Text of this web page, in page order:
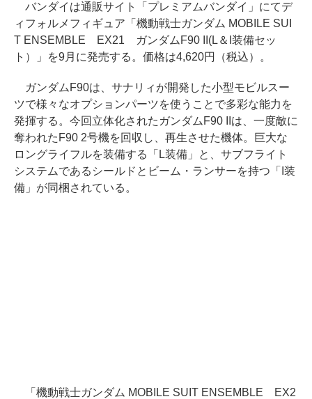
バンダイは通販サイト「プレミアムバンダイ」にてデ
ィフォルメフィギュア「機動戦士ガンダム MOBILE SUI
T ENSEMBLE EX21 ガンダムF90 II(L＆I装備セッ
ト）」を9月に発売する。価格は4,620円（税込）。
ガンダムF90は、サナリィが開発した小型モビルスー
ツで様々なオプションパーツを使うことで多彩な能力を
発揮する。今回立体化されたガンダムF90 IIは、一度敵に
奪われたF90 2号機を回収し、再生させた機体。巨大な
ロングライフルを装備する「L装備」と、サブフライト
システムであるシールドとビーム・ランサーを持つ「I装
備」が同梱されている。
「機動戦士ガンダム MOBILE SUIT ENSEMBLE EX2